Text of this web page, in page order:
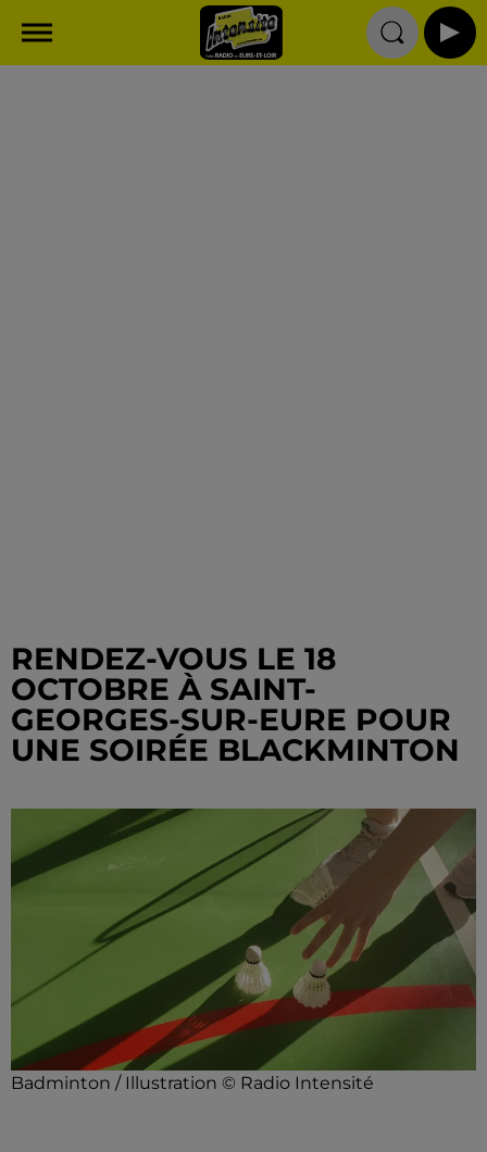
RENDEZ-VOUS LE 18
OCTOBRE À SAINT-
GEORGES-SUR-EURE POUR
UNE SOIRÉE BLACKMINTON
Badminton / Illustration © Radio Intensité